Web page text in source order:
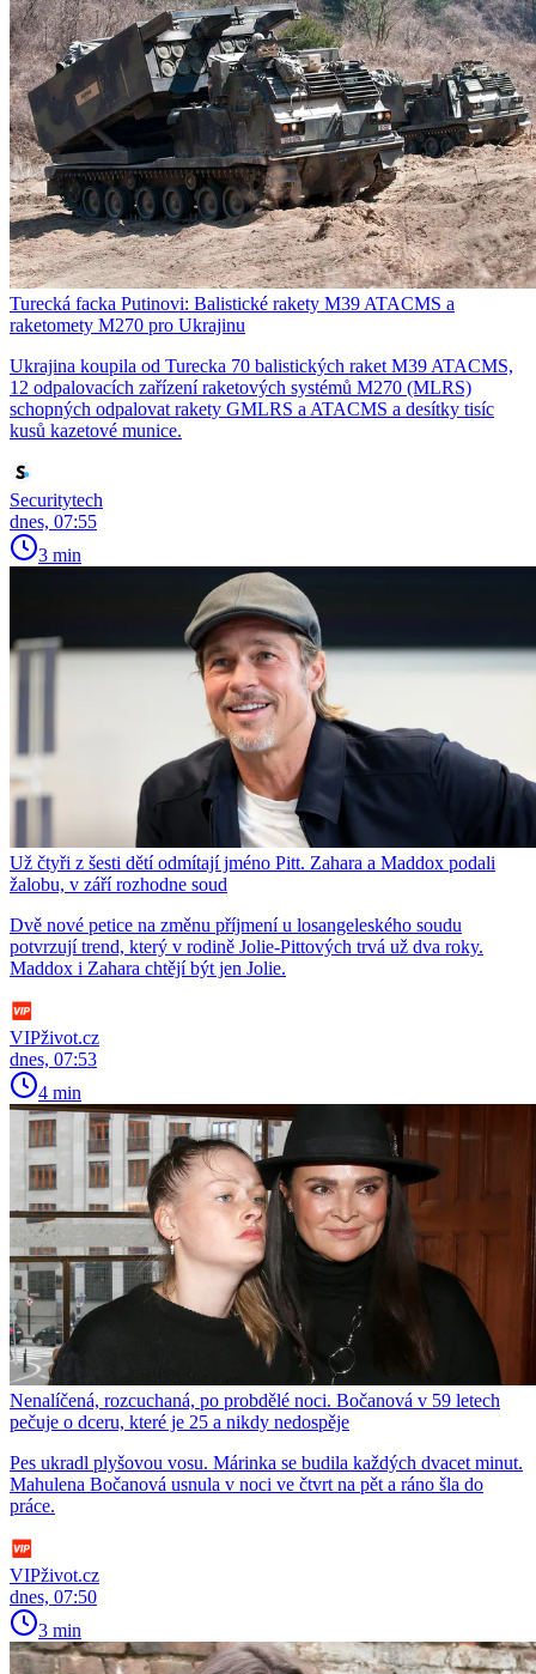
Turecká facka Putinovi: Balistické rakety M39 ATACMS a
raketomety M270 pro Ukrajinu
Ukrajina koupila od Turecka 70 balistických raket M39 ATACMS,
12 odpalovacích zařízení raketových systémů M270 (MLRS)
schopných odpalovat rakety GMLRS a ATACMS a desítky tisíc
kusů kazetové munice.
Securitytech
dnes, 07:55
3 min
Už čtyři z šesti dětí odmítají jméno Pitt. Zahara a Maddox podali
žalobu, v září rozhodne soud
Dvě nové petice na změnu příjmení u losangeleského soudu
potvrzují trend, který v rodině Jolie-Pittových trvá už dva roky.
Maddox i Zahara chtějí být jen Jolie.
VIPživot.cz
dnes, 07:53
4 min
Nenalíčená, rozcuchaná, po probdělé noci. Bočanová v 59 letech
pečuje o dceru, které je 25 a nikdy nedospěje
Pes ukradl plyšovou vosu. Márinka se budila každých dvacet minut.
Mahulena Bočanová usnula v noci ve čtvrt na pět a ráno šla do
práce.
VIPživot.cz
dnes, 07:50
3 min